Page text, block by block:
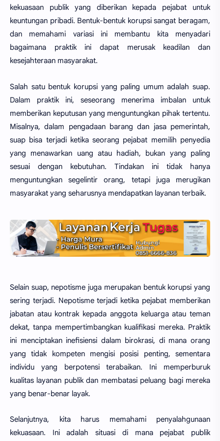
kekuasaan publik yang diberikan kepada pejabat untuk
keuntungan pribadi. Bentuk-bentuk korupsi sangat beragam,
dan memahami variasi ini membantu kita menyadari
bagaimana praktik ini dapat merusak keadilan dan
kesejahteraan masyarakat.
Salah satu bentuk korupsi yang paling umum adalah suap.
Dalam praktik ini, seseorang menerima imbalan untuk
memberikan keputusan yang menguntungkan pihak tertentu.
Misalnya, dalam pengadaan barang dan jasa pemerintah,
suap bisa terjadi ketika seorang pejabat memilih penyedia
yang menawarkan uang atau hadiah, bukan yang paling
sesuai dengan kebutuhan. Tindakan ini tidak hanya
menguntungkan segelintir orang, tetapi juga merugikan
masyarakat yang seharusnya mendapatkan layanan terbaik.
Selain suap, nepotisme juga merupakan bentuk korupsi yang
sering terjadi. Nepotisme terjadi ketika pejabat memberikan
jabatan atau kontrak kepada anggota keluarga atau teman
dekat, tanpa mempertimbangkan kualifikasi mereka. Praktik
ini menciptakan inefisiensi dalam birokrasi, di mana orang
yang tidak kompeten mengisi posisi penting, sementara
individu yang berpotensi terabaikan. Ini memperburuk
kualitas layanan publik dan membatasi peluang bagi mereka
yang benar-benar layak.
Selanjutnya, kita harus memahami penyalahgunaan
kekuasaan. Ini adalah situasi di mana pejabat publik